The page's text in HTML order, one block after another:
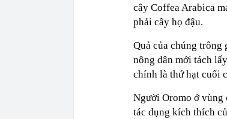
cây Coffea Arabica
phải cây họ đậu.
Quả của chúng
nông dân mới tách
chính là thứ hạt cuối
Người Oromo ở vùng
tác dụng kích thích